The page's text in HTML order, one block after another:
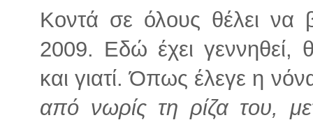
Κοντά σε όλους θέλει να
2009. Εδώ έχει γεννηθεί,
και γιατί. Όπως έλεγε η
από νωρίς τη ρίζα του,